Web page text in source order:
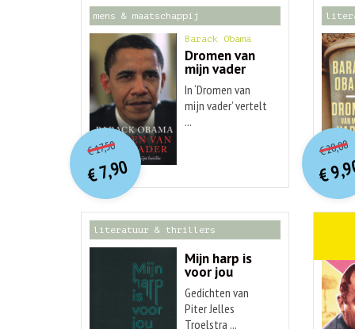
mens & maatschappij
Barack Obama
Dromen van
mijn vader
In ‘Dromen van
mijn vader’ vertelt
...
€17,50O
orspr
onkelijke
prijs
was:
€ 17,50.
€7,90
Huidige
prijs
is:
€ 7,90.
€20,00
€
literatuur & thrillers
Mijn harp is
voor jou
Gedichten van
Piter Jelles
Troelstra ...